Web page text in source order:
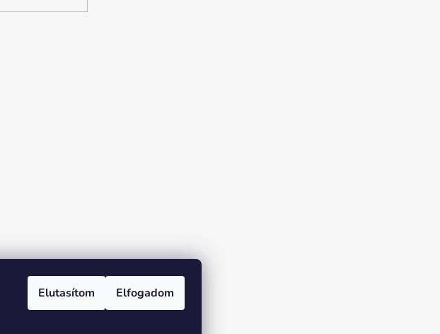
Elutasítom Elfogadom